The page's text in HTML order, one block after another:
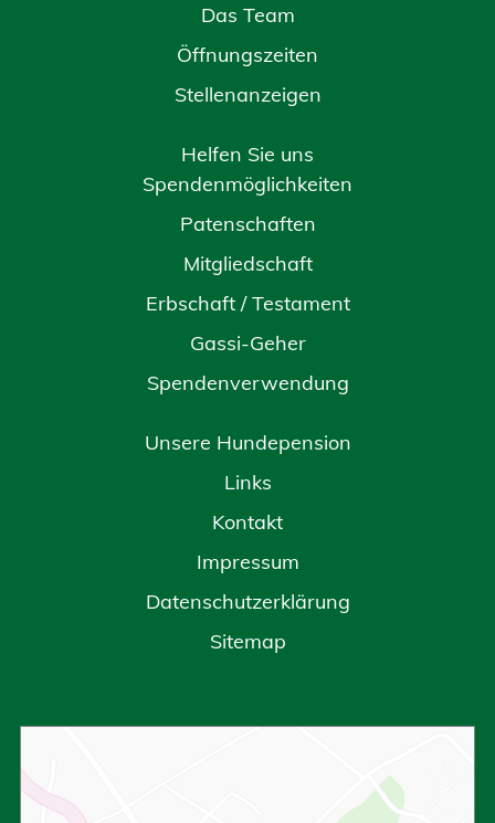
Das Team
Öffnungszeiten
Stellenanzeigen
Helfen Sie uns
Spendenmöglichkeiten
Patenschaften
Mitgliedschaft
Erbschaft / Testament
Gassi-Geher
Spendenverwendung
Unsere Hundepension
Links
Kontakt
Impressum
Datenschutzerklärung
Sitemap